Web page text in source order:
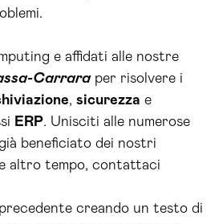
e affidati alle nostre
Carraraper risolvere i
, sicurezza e
ERP. Unisciti alle numerose
beneficiato dei nostri
altro tempo, contattaci
creando un testo di